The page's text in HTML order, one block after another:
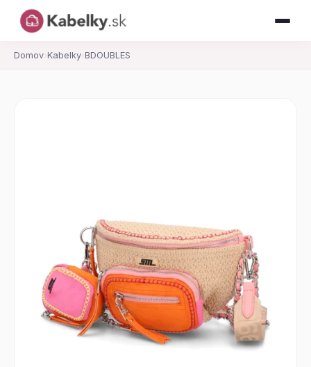
Domov› Kabelky› BDOUBLES